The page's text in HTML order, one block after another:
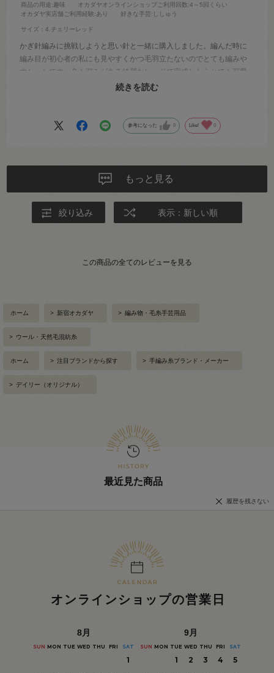
商品の用途:趣味 オカダヤオンラインショップご利用回数:4～5回くらい
オカダヤ実店舗ご利用経験:あり 好きな手芸:ししゅう
サイズ：4.チェリーレッド
かぎ針編みに挑戦しようと思い針と一緒に購入しました。編んだ時に
編み目が初心者の私にも見やすくかつ毛羽立たないのでとても編みや
すかったです。色も深みがある綺麗なレッドで完成したらとても可愛
かったです。初心者で編み物を始めたい方はまずオススメする毛糸で
続きを読む
参考になった 0 Like! 0
もっと見る
絞り込み 表示：新しい順
この商品の全てのレビューを見る
ホーム > 新宿オカダヤ > 編み物・毛糸手芸用品
> ウール・天然毛混紡糸
ホーム > 注目ブランドから探す > 手編み糸ブランド・メーカー
> デイリー（オリジナル）
最近見た商品
履歴を残さない
オンラインショップの営業日
8月
SUN MON TUE WED THU FRI SAT
1
9月
SUN MON TUE WED THU FRI SAT
1 2 3 4
5